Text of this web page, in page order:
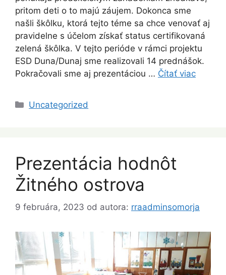
pritom deti o to majú záujem. Dokonca sme
našli škôlku, ktorá tejto téme sa chce venovať aj
pravidelne s účelom získať status certifikovaná
zelená škôlka. V tejto perióde v rámci projektu
ESD Duna/Dunaj sme realizovali 14 prednášok.
Pokračovali sme aj prezentáciou … Čítať viac
Kategórie
Uncategorized
Prezentácia hodnôt
Žitného ostrova
9 februára, 2023 od autora: rraadminsomorja